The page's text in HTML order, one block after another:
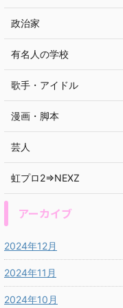
政治家
有名人の学校
歌手・アイドル
漫画・脚本
芸人
虹プロ2⇒NEXZ
アーカイブ
2024年12月
2024年11月
2024年10月